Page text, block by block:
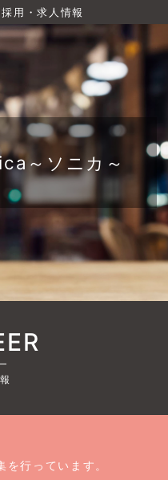
用・求人情報
～ソニカ～
行っています。